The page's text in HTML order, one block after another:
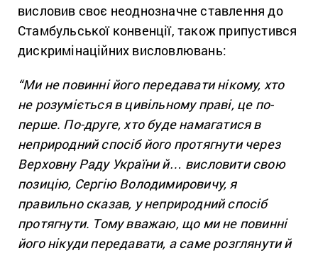
висловив своє неоднозначне ставлення до
Стамбульської конвенції, також припустився
дискримінаційних висловлювань:
“Ми не повинні його передавати нікому, хто
не розуміється в цивільному праві, це по-
перше. По-друге, хто буде намагатися в
неприродний спосіб його протягнути через
Верховну Раду України й… висловити свою
позицію, Сергію Володимировичу, я
правильно сказав, у неприродний спосіб
протягнути. Тому вважаю, що ми не повинні
його нікуди передавати, а саме розглянути й